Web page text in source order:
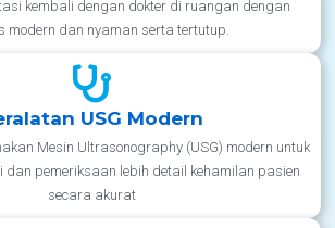
kembali dengan dokter di ruangan dengan
modern dan nyaman serta tertutup.
USG Modern
Mesin Ultrasonography (USG) modern untuk
dan pemeriksaan lebih detail kehamilan pasien
secara akurat